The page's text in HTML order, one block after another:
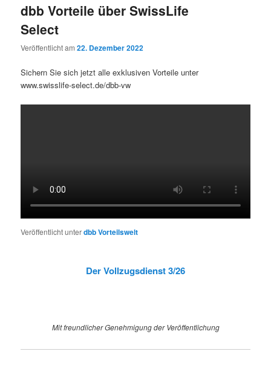
dbb Vorteile über SwissLife
Select
Veröffentlicht am22. Dezember 2022
Sichern Sie sich jetzt alle exklusiven Vorteile unter
www.swisslife-select.de/dbb-vw
Veröffentlicht unterdbb Vorteilswelt
Der Vollzugsdienst 3/26
Mit freundlicher Genehmigung der Veröffentlichung